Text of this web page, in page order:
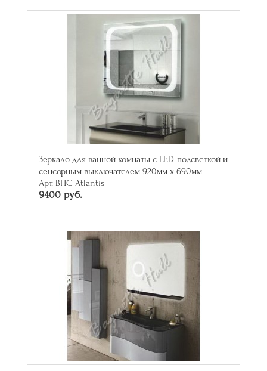
Зеркало для ванной комнаты с LED-подсветкой и
сенсорным выключателем 920мм х 690мм
Арт. BHC-Atlantis
9400 руб.